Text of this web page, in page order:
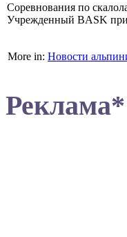
Соревнования по
Учрежденный BASK
More in: Новости
Реклама*